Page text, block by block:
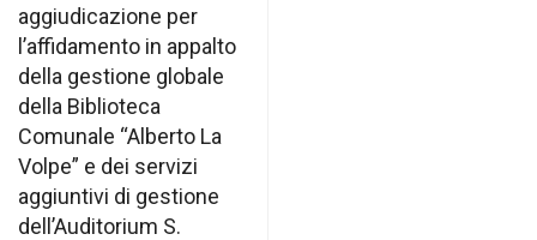
aggiudicazione per
l’affidamento in appalto
della gestione globale
della Biblioteca
Comunale “Alberto La
Volpe” e dei servizi
aggiuntivi di gestione
dell’Auditorium S.